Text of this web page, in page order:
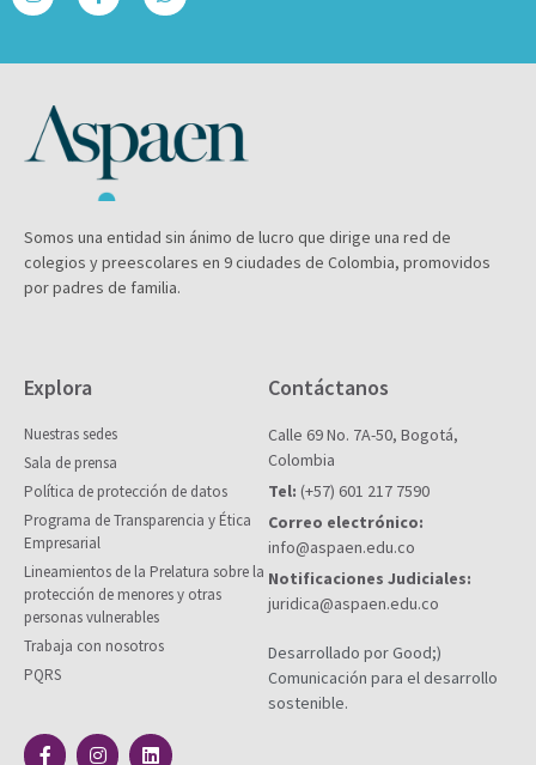
Somos una entidad sin ánimo de lucro que dirige una red de
colegios y preescolares en 9 ciudades de Colombia, promovidos
por padres de familia.
Explora
Nuestras sedes
Sala de prensa
Política de protección de datos
Programa de Transparencia y Ética
Empresarial
Lineamientos de la Prelatura sobre la
protección de menores y otras
personas vulnerables
Trabaja con nosotros
PQRS
Contáctanos
Calle 69 No. 7A-50, Bogotá,
Colombia
Tel: (+57) 601 217 7590
Correo electrónico:
info@aspaen.edu.co
Notificaciones Judiciales:
juridica@aspaen.edu.co
Desarrollado por Good;)
Comunicación para el desarrollo
sostenible.